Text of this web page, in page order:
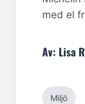
med el
Av: Lisa
Miljö